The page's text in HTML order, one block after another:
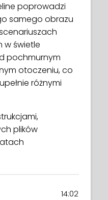
poprowadzi
samego obrazu
w świetle
pochmurnym
otoczeniu, co
różnymi
plików
14:02